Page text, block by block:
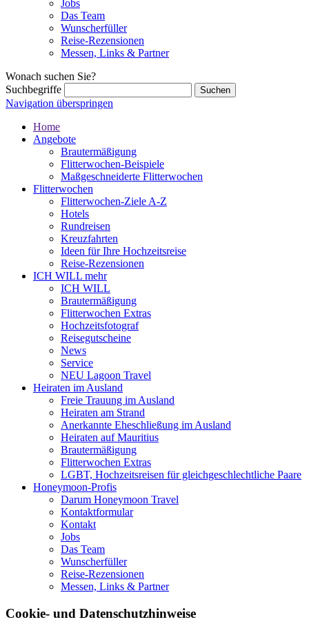
Jobs
Das Team
Wunscherfüller
Reise-Rezensionen
Messen, Links & Partner
Wonach suchen Sie?
Suchbegriffe
Navigation überspringen
Home
Angebote
Brautermäßigung
Flitterwochen-Beispiele
Maßgeschneiderte Flitterwochen
Flitterwochen
Flitterwochen-Ziele A-Z
Hotels
Rundreisen
Kreuzfahrten
Ideen für Ihre Hochzeitsreise
Reise-Rezensionen
ICH WILL mehr
ICH WILL
Brautermäßigung
Flitterwochen Extras
Hochzeitsfotograf
Reisegutscheine
News
Service
NEU Lagoon Travel
Heiraten im Ausland
Freie Trauung im Ausland
Heiraten am Strand
Anerkannte Eheschließung im Ausland
Heiraten auf Mauritius
Brautermäßigung
Flitterwochen Extras
LGBT, Hochzeitsreisen für gleichgeschlechtliche Paare
Honeymoon-Profis
Darum Honeymoon Travel
Kontaktformular
Kontakt
Jobs
Das Team
Wunscherfüller
Reise-Rezensionen
Messen, Links & Partner
Cookie- und Datenschutzhinweise